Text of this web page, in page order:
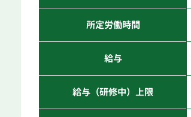
所定労働時間
給与
給与（研修中）上限